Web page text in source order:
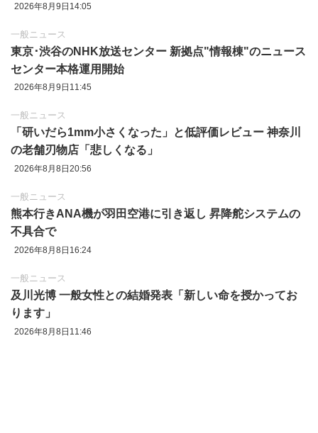
2026年8月9日14:05
一般ニュース
東京‪･‬渋谷のNHK放送センター 新拠点"情報棟"のニュース
センター本格運用開始
2026年8月9日11:45
一般ニュース
「研いだら1mm小さくなった」と低評価レビュー 神奈川
の老舗刃物店「悲しくなる」
2026年8月8日20:56
一般ニュース
熊本行きANA機が羽田空港に引き返し 昇降舵システムの
不具合で
2026年8月8日16:24
一般ニュース
及川光博 一般女性との結婚発表「新しい命を授かってお
ります」
2026年8月8日11:46